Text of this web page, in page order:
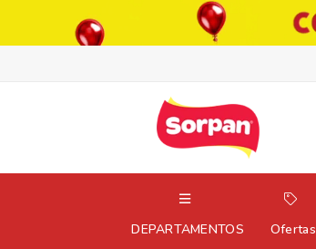
DEPARTAMENTOS Ofertas